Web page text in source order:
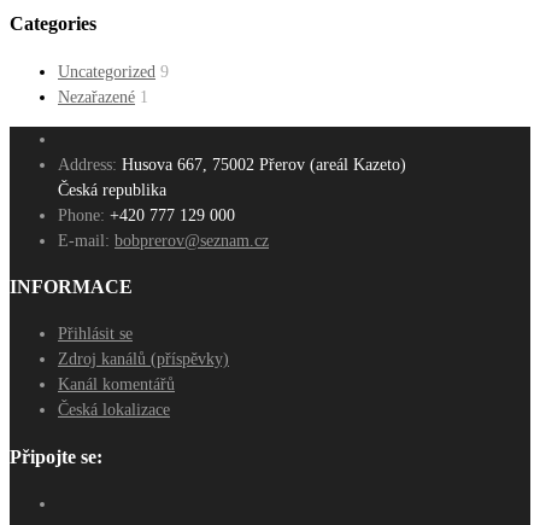
Categories
Uncategorized 9
Nezařazené 1
Address: Husova 667, 75002 Přerov (areál Kazeto)
Česká republika
Phone: +420 777 129 000
E-mail: bobprerov@seznam.cz
INFORMACE
Přihlásit se
Zdroj kanálů (příspěvky)
Kanál komentářů
Česká lokalizace
Připojte se: